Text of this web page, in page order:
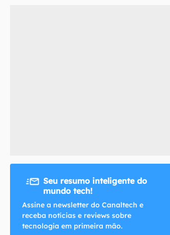
Privacidade do Canaltech.
Seu resumo inteligente do
mundo tech!
Assine a newsletter do Canaltech e
receba notícias e reviews sobre
tecnologia em primeira mão.